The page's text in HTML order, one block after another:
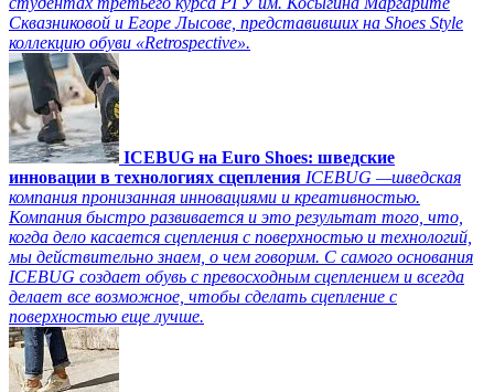
Сквазниковой и Егоре Лысове, представивших на Shoes Style
коллекцию обуви «Retrospective».
ICEBUG на Euro Shoes: шведские
инновации в технологиях сцепления ICEBUG —шведская
компания пронизанная инновациями и креативностью.
Компания быстро развивается и это результат того, что,
когда дело касается сцепления с поверхностью и технологий,
мы действительно знаем, о чем говорим. С самого основания
ICEBUG создает обувь с превосходным сцеплением и всегда
делает все возможное, чтобы сделать сцепление с
поверхностью еще лучше.